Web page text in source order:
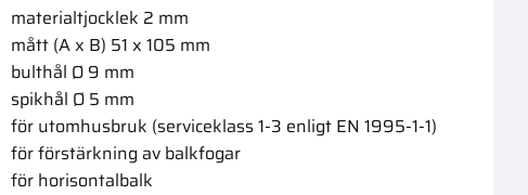
materialtjocklek 2 mm
mått (A x B) 51 x 105 mm
bulthål Ø 9 mm
spikhål Ø 5 mm
för utomhusbruk (serviceklass 1-3 enligt EN 1995-1-1)
för förstärkning av balkfogar
för horisontalbalk